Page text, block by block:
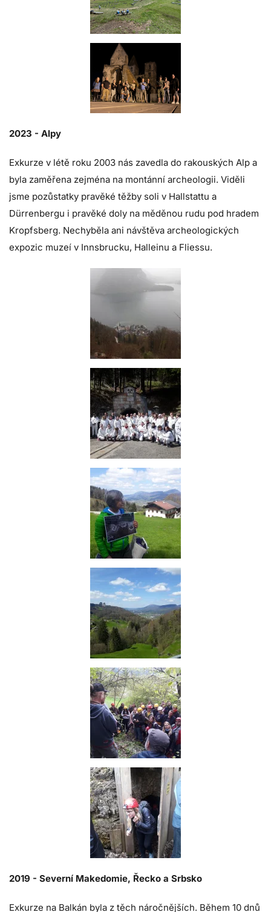
2023 - Alpy
Exkurze v létě roku 2003 nás zavedla do rakouských Alp a
byla zaměřena zejména na montánní archeologii. Viděli
jsme pozůstatky pravěké těžby soli v Hallstattu a
Dürrenbergu i pravěké doly na měděnou rudu pod hradem
Kropfsberg. Nechyběla ani návštěva archeologických
expozic muzeí v Innsbrucku, Halleinu a Fliessu.
2019 - Severní Makedomie, Řecko a Srbsko
Exkurze na Balkán byla z těch náročnějších. Během 10 dnů